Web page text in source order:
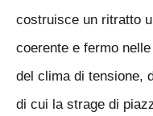
costruisce un ritratto
coerente e fermo
del clima di tensione,
di cui la strage di